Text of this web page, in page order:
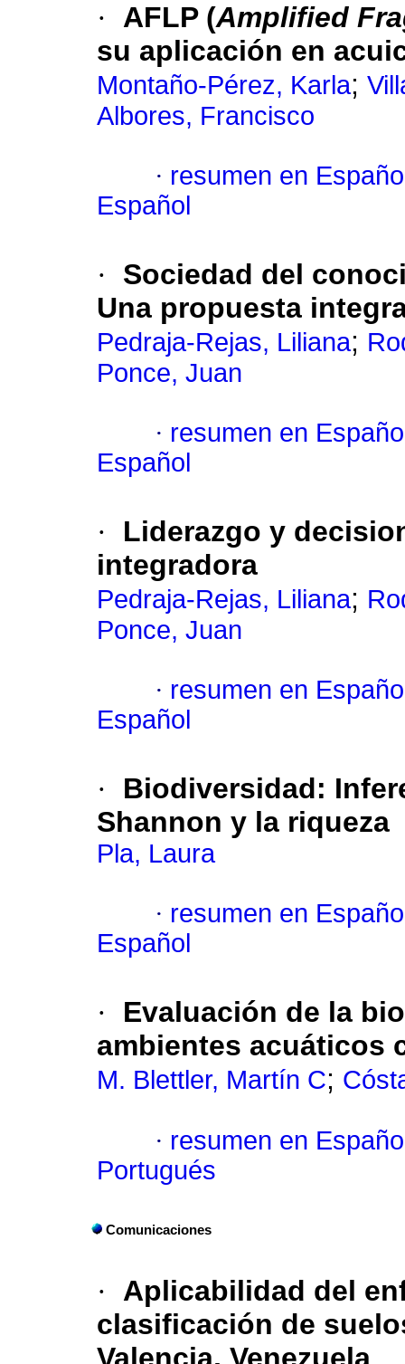
· AFLP (Amplified
su aplicación en
Montaño-Pérez, Karla;
Albores, Francisco
· resumen en
Español
·
Sociedad del
Una propuesta
Pedraja-Rejas, Liliana;
Ponce, Juan
· resumen en
Español
·
Liderazgo y
integradora
Pedraja-Rejas, Liliana;
Ponce, Juan
· resumen en
Español
· Biodiversidad:
Shannon y la riqueza
Pla, Laura
· resumen en
Español
·
Evaluación de la
ambientes acuáticos
M. Blettler, Martín C;
· resumen en
Portugués
Comunicaciones
·
Aplicabilidad del
clasificación de